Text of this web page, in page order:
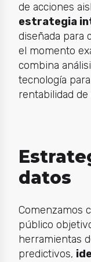
de acciones
estrategia
diseñada para
el momento
combina
tecnología
rentabilidad de
datos
Comenzamos
público
herramientas
predictivos,